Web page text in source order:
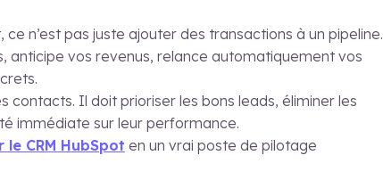
n’est pas juste ajouter des transactions à un pipeline.
anticipe vos revenus, relance automatiquement vos
contacts. Il doit prioriser les bons leads, éliminer les
immédiate sur leur performance.
CRM HubSpot en un vrai poste de pilotage